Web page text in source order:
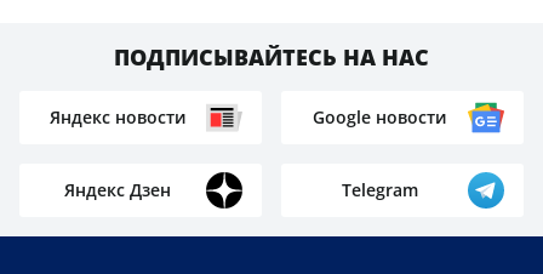
ПОДПИСЫВАЙТЕСЬ НА НАС
Яндекс новости Google новости
Яндекс Дзен Telegram